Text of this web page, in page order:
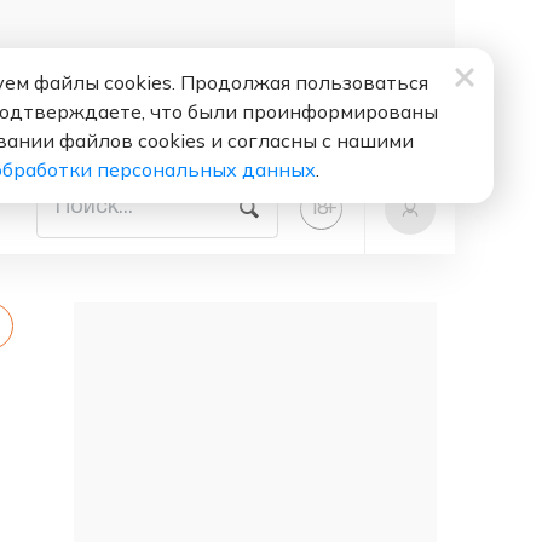
18+
файлы cookies. Продолжая пользоваться
что были проинформированы
файлов cookies и согласны с нашими
персональных данных.